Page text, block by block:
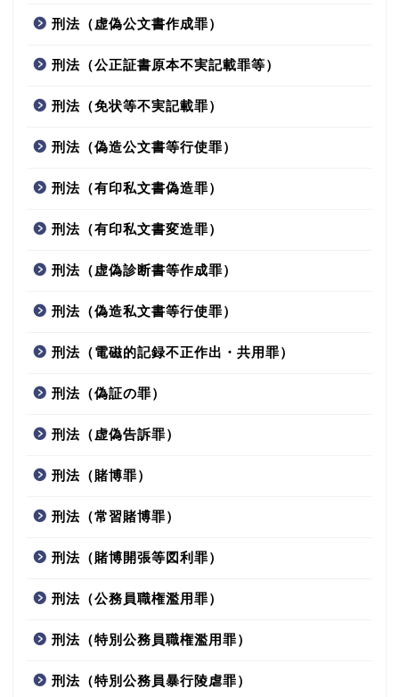
刑法（虚偽公文書作成罪）
刑法（公正証書原本不実記載罪等）
刑法（免状等不実記載罪）
刑法（偽造公文書等行使罪）
刑法（有印私文書偽造罪）
刑法（有印私文書変造罪）
刑法（虚偽診断書等作成罪）
刑法（偽造私文書等行使罪）
刑法（電磁的記録不正作出・共用罪）
刑法（偽証の罪）
刑法（虚偽告訴罪）
刑法（賭博罪）
刑法（常習賭博罪）
刑法（賭博開張等図利罪）
刑法（公務員職権濫用罪）
刑法（特別公務員職権濫用罪）
刑法（特別公務員暴行陵虐罪）